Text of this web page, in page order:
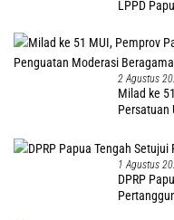
LPPD
2 Agustus
Milad ke
Persatuan
1 Agustus
DPRP